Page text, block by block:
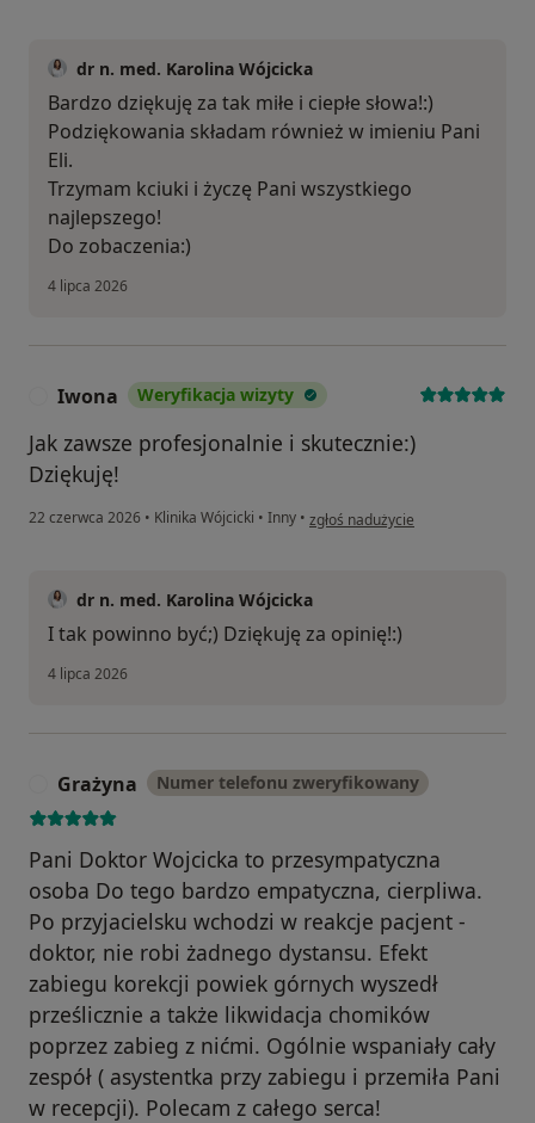
dr n. med. Karolina Wójcicka
Bardzo dziękuję za tak miłe i ciepłe słowa!:)
Podziękowania składam również w imieniu Pani
Eli.
Trzymam kciuki i życzę Pani wszystkiego
najlepszego!
Do zobaczenia:)
4 lipca 2026
Iwona Weryfikacja wizyty
Jak zawsze profesjonalnie i skutecznie:)
Dziękuję!
22 czerwca 2026 • Klinika Wójcicki • Inny • w opinii użytkownika Iwona
zgłoś nadużycie
dr n. med. Karolina Wójcicka
I tak powinno być;) Dziękuję za opinię!:)
4 lipca 2026
Grażyna Numer telefonu zweryfikowany
Pani Doktor Wojcicka to przesympatyczna
osoba Do tego bardzo empatyczna, cierpliwa.
Po przyjacielsku wchodzi w reakcje pacjent -
doktor, nie robi żadnego dystansu. Efekt
zabiegu korekcji powiek górnych wyszedł
prześlicznie a także likwidacja chomików
poprzez zabieg z nićmi. Ogólnie wspaniały cały
zespół ( asystentka przy zabiegu i przemiła Pani
w recepcji). Polecam z całego serca!